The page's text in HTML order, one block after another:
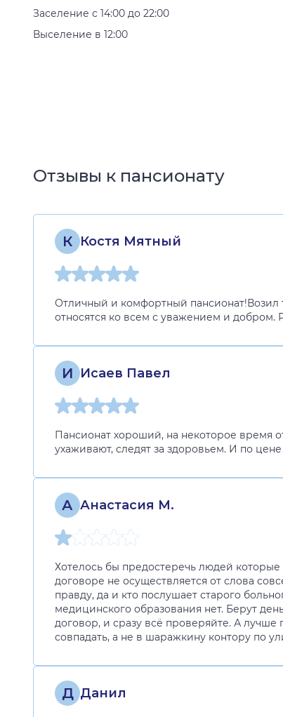
Заселение с 14:00 до 22:00
Выселение в 12:00
Отзывы к пансионату
К Костя Мятный
Отличный и комфортный пансионат!Возил
относятся ко всем с уважением и
И Исаев Павел
Пансионат хороший, на некоторое время
ухаживают, следят за здоровьем. И по
А Анастасия М.
Хотелось бы предостеречь людей
договоре не осуществляется от слова
правду, да и кто послушает старого
медицинского образования нет. Берут
договор, и сразу всё проверяйте. А лучше
совпадать, а не в шаражкину контору по
Д Данил